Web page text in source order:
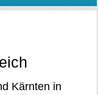
Kärnten in